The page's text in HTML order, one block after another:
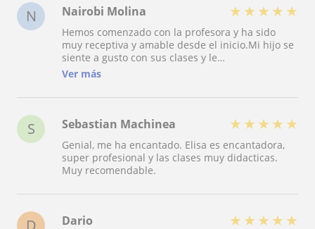
N Nairobi Molina ★ ★ ★ ★ ★
Hemos comenzado con la profesora y ha sido
muy receptiva y amable desde el inicio.Mi hijo se
siente a gusto con sus clases y le
encantan.Ademas es flexible a la hora de
Ver más
S Sebastian Machinea ★ ★ ★ ★ ★
Genial, me ha encantado. Elisa es encantadora,
super profesional y las clases muy didacticas.
Muy recomendable.
D Dario ★ ★ ★ ★ ★